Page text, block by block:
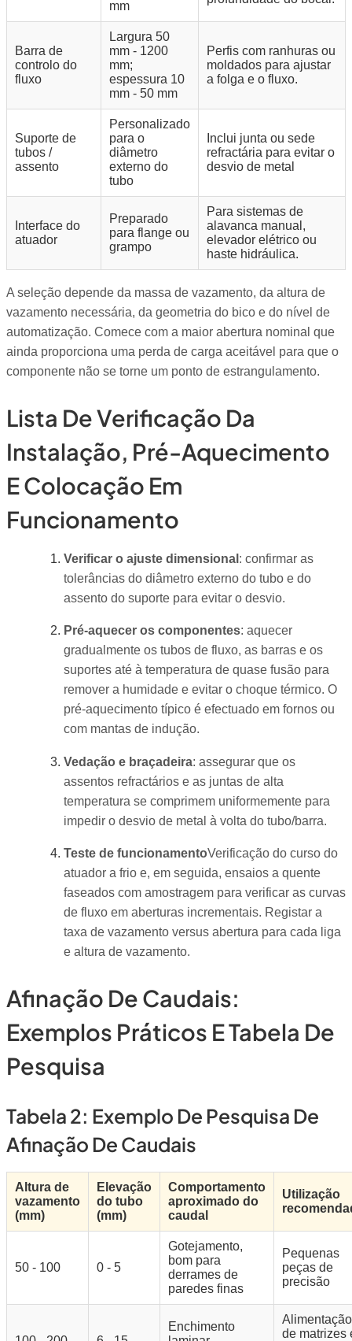
mm
Barra de
controlo do
fluxo
Largura 50
mm - 1200
mm;
espessura 10
mm - 50 mm
Perfis com ranhuras ou
moldados para ajustar
a folga e o fluxo.
Suporte de
tubos /
assento
Personalizado
para o
diâmetro
externo do
tubo
Inclui junta ou sede
refractária para evitar o
desvio de metal
Interface do
atuador
Preparado
para flange ou
grampo
Para sistemas de
alavanca manual,
elevador elétrico ou
haste hidráulica.
A seleção depende da massa de vazamento, da altura de
vazamento necessária, da geometria do bico e do nível de
automatização. Comece com a maior abertura nominal que
ainda proporciona uma perda de carga aceitável para que o
componente não se torne um ponto de estrangulamento.
Lista De Verificação Da
Instalação, Pré-Aquecimento
E Colocação Em
Funcionamento
Verificar o ajuste dimensional : confirmar as
tolerâncias do diâmetro externo do tubo e do
assento do suporte para evitar o desvio.
Pré-aquecer os componentes: aquecer
gradualmente os tubos de fluxo, as barras e os
suportes até à temperatura de quase fusão para
remover a humidade e evitar o choque térmico. O
pré-aquecimento típico é efectuado em fornos ou
com mantas de indução.
Vedação e braçadeira: assegurar que os
assentos refractários e as juntas de alta
temperatura se comprimem uniformemente para
impedir o desvio de metal à volta do tubo/barra.
Teste de funcionamentoVerificação do curso do
atuador a frio e, em seguida, ensaios a quente
faseados com amostragem para verificar as curvas
de fluxo em aberturas incrementais. Registar a
taxa de vazamento versus abertura para cada liga
e altura de vazamento.
Afinação De Caudais:
Exemplos Práticos E Tabela De
Pesquisa
Tabela 2: Exemplo De Pesquisa De
Afinação De Caudais
Altura de
vazamento
(mm)
Elevação
do tubo
(mm)
Comportamento
aproximado do
caudal
Utilização
50 - 100 0 - 5
Gotejamento,
bom para
derrames de
paredes finas
Pequenas
peças de
precisão
Enchimento
Alimentação
de matrizes